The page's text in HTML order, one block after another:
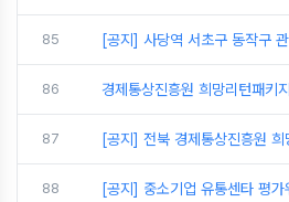
85 [공지] 사당역 서초구 동작구
86 경제통상진흥원 희망리턴패키
87 [공지] 전북 경제통상진흥원
88 [공지] 중소기업 유통센타 평